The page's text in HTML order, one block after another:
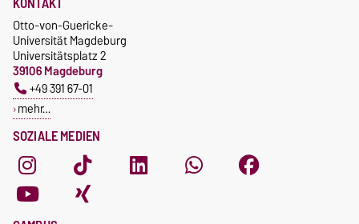
SOZIALE MEDIEN
Otto-von-Guericke-
Universität Magdeburg
Universitätsplatz 2
39106 Magdeburg
+49 391 67-01
mehr…